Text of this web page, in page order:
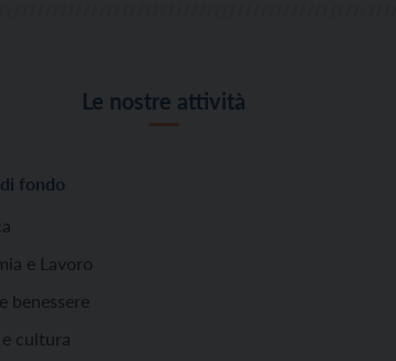
Le nostre attività
fondo
e Lavoro
benessere
cultura